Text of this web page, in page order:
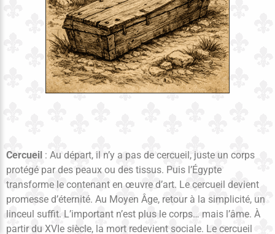
Cercueil : Au départ, il n’y a pas de cercueil, juste un corps
protégé par des peaux ou des tissus. Puis l’Égypte
transforme le contenant en œuvre d’art. Le cercueil devient
promesse d’éternité. Au Moyen Âge, retour à la simplicité, un
linceul suffit. L’important n’est plus le corps… mais l’âme. À
partir du XVIe siècle, la mort redevient sociale. Le cercueil